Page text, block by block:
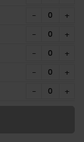
− +
− +
− +
− +
− +